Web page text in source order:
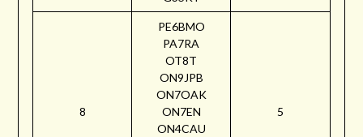
8
PE6BMO
PA7RA
OT8T
ON9JPB
ON7OAK
ON7EN
ON4CAU
5